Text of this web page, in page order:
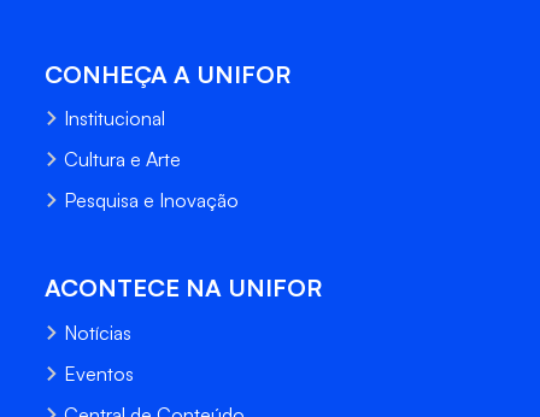
CONHEÇA A UNIFOR
Institucional
Cultura e Arte
Pesquisa e Inovação
ACONTECE NA UNIFOR
Notícias
Eventos